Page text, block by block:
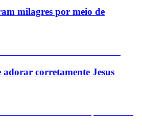
milagres por meio de
corretamente Jesus